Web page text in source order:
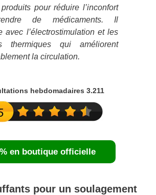
pour réduire l’inconfort
de médicaments. Il
avec l’électrostimulation et les
thermiques qui améliorent
la circulation.
hebdomadaires 3.211
en boutique officielle
pour un soulagement